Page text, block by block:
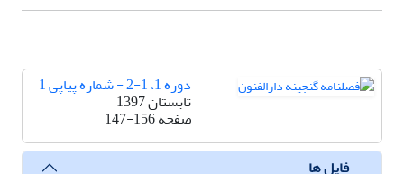
دوره 1، 1-2 - شماره پیاپی 1
تابستان 1397
صفحه147-156
فایل ها